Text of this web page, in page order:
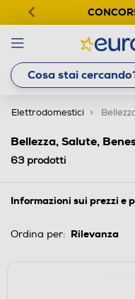
Elettrodomestici
Bellezza, Salute,
63prodotti
Informazioni sui prezzi e
Ordina per: